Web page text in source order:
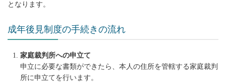
となります。
成年後見制度の手続きの流れ
家庭裁判所への申立て
申立に必要な書類ができたら、本人の住所を管轄する家庭裁判
所に申立てを行います。